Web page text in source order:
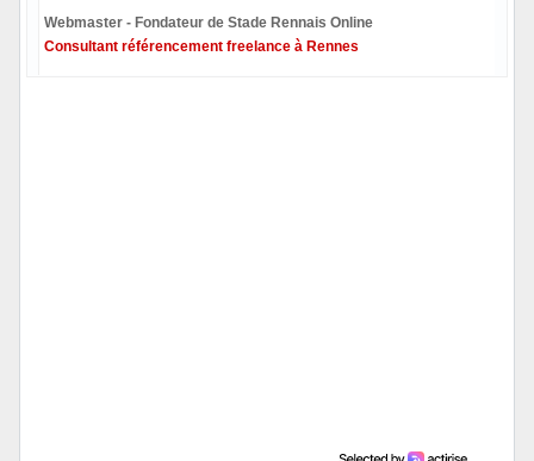
Webmaster - Fondateur de Stade Rennais Online
Consultant référencement freelance à Rennes